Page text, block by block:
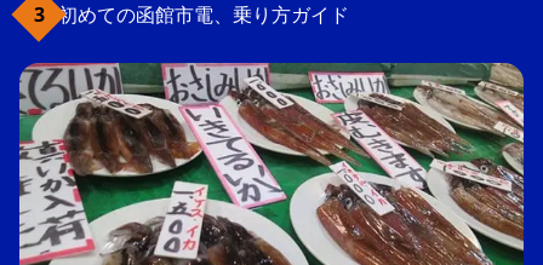
初めての函館市電、乗り方ガイド